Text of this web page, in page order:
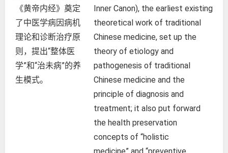
《黄帝内经》奠定
了中医学病因病机
理论和诊断治疗原
则，提出“整体医
学”和“治未病”的养
生模式。
Inner Canon), the earliest existing
theoretical work of traditional
Chinese medicine, set up the
theory of etiology and
pathogenesis of traditional
Chinese medicine and the
principle of diagnosis and
treatment; it also put forward
the health preservation
concepts of “holistic